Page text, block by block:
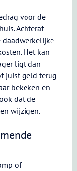
voor de
Achteraf
daadwerkelijke
Het kan
ligt dan
juist geld terug
bekeken en
dat de
wijzigen.
of